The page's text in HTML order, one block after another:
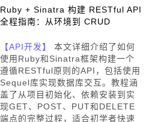
Ruby + Sinatra 构建 RESTful API
全程指南：从环境到 CRUD
【API开发】
本文详细介绍了如何
使用Ruby和Sinatra框架构建一个
遵循RESTful原则的API，包括使用
Sequel库实现数据库交互。教程涵
盖了从项目初始化、依赖安装到实
现GET、POST、PUT和DELETE
端点的完整过程，适合初学者快速